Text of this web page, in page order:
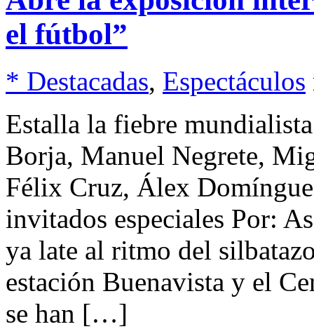
el fútbol”
* Destacadas, Espectáculos
Estalla la fiebre
Borja, Manuel Negrete,
Félix Cruz, Álex
invitados especiales Por:
ya late al ritmo del
estación Buenavista y el
se han […]